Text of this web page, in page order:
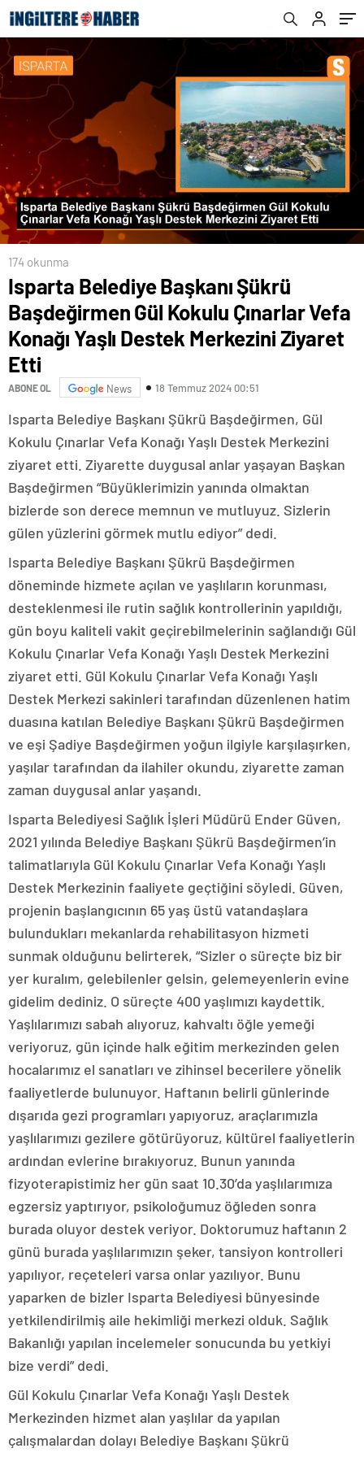
Konağı Yaşlı Destek Merkezini Ziyaret Etti
174 okunma
Isparta Belediye Başkanı Şükrü
Başdeğirmen Gül Kokulu Çınarlar Vefa
Konağı Yaşlı Destek Merkezini Ziyaret
Etti
ABONE OL News 18 Temmuz 2024 00:51
Isparta Belediye Başkanı Şükrü Başdeğirmen, Gül
Kokulu Çınarlar Vefa Konağı Yaşlı Destek Merkezini
ziyaret etti. Ziyarette duygusal anlar yaşayan Başkan
Başdeğirmen “Büyüklerimizin yanında olmaktan
bizlerde son derece memnun ve mutluyuz. Sizlerin
gülen yüzlerini görmek mutlu ediyor” dedi.
Isparta Belediye Başkanı Şükrü Başdeğirmen
döneminde hizmete açılan ve yaşlıların korunması,
desteklenmesi ile rutin sağlık kontrollerinin yapıldığı,
gün boyu kaliteli vakit geçirebilmelerinin sağlandığı Gül
Kokulu Çınarlar Vefa Konağı Yaşlı Destek Merkezini
ziyaret etti. Gül Kokulu Çınarlar Vefa Konağı Yaşlı
Destek Merkezi sakinleri tarafından düzenlenen hatim
duasına katılan Belediye Başkanı Şükrü Başdeğirmen
ve eşi Şadiye Başdeğirmen yoğun ilgiyle karşılaşırken,
yaşılar tarafından da ilahiler okundu, ziyarette zaman
zaman duygusal anlar yaşandı.
Isparta Belediyesi Sağlık İşleri Müdürü Ender Güven,
2021 yılında Belediye Başkanı Şükrü Başdeğirmen’in
talimatlarıyla Gül Kokulu Çınarlar Vefa Konağı Yaşlı
Destek Merkezinin faaliyete geçtiğini söyledi. Güven,
projenin başlangıcının 65 yaş üstü vatandaşlara
bulundukları mekanlarda rehabilitasyon hizmeti
sunmak olduğunu belirterek, “Sizler o süreçte biz bir
yer kuralım, gelebilenler gelsin, gelemeyenlerin evine
gidelim dediniz. O süreçte 400 yaşlımızı kaydettik.
Yaşlılarımızı sabah alıyoruz, kahvaltı öğle yemeği
veriyoruz, gün içinde halk eğitim merkezinden gelen
hocalarımız el sanatları ve zihinsel becerilere yönelik
faaliyetlerde bulunuyor. Haftanın belirli günlerinde
dışarıda gezi programları yapıyoruz, araçlarımızla
yaşlılarımızı gezilere götürüyoruz, kültürel faaliyetlerin
ardından evlerine bırakıyoruz. Bunun yanında
fizyoterapistimiz her gün saat 10.30’da yaşlılarımıza
egzersiz yaptırıyor, psikoloğumuz öğleden sonra
burada oluyor destek veriyor. Doktorumuz haftanın 2
günü burada yaşlılarımızın şeker, tansiyon kontrolleri
yapılıyor, reçeteleri varsa onlar yazılıyor. Bunu
yaparken de bizler Isparta Belediyesi bünyesinde
yetkilendirilmiş aile hekimliği merkezi olduk. Sağlık
Bakanlığı yapılan incelemeler sonucunda bu yetkiyi
bize verdi” dedi.
Gül Kokulu Çınarlar Vefa Konağı Yaşlı Destek
Merkezinden hizmet alan yaşlılar da yapılan
çalışmalardan dolayı Belediye Başkanı Şükrü